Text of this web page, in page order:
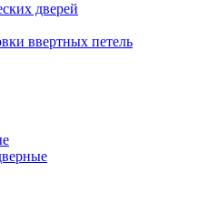
дверей
ввертных петель